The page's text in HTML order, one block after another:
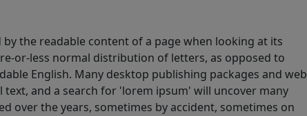
the readable content of a page when looking at its
or-less normal distribution of letters, as opposed to
English. Many desktop publishing packages and web
and a search for 'lorem ipsum' will uncover many
over the years, sometimes by accident, sometimes on